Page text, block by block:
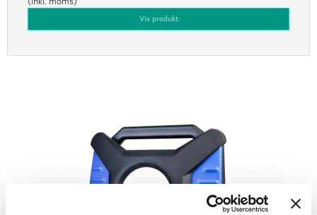
Vis produkt